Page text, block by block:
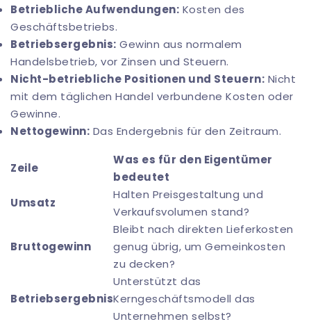
Betriebliche Aufwendungen: Kosten des
Geschäftsbetriebs.
Betriebsergebnis: Gewinn aus normalem
Handelsbetrieb, vor Zinsen und Steuern.
Nicht-betriebliche Positionen und Steuern: Nicht
mit dem täglichen Handel verbundene Kosten oder
Gewinne.
Nettogewinn: Das Endergebnis für den Zeitraum.
Zeile
Was es für den Eigentümer
bedeutet
Umsatz
Halten Preisgestaltung und
Verkaufsvolumen stand?
Bruttogewinn
Bleibt nach direkten Lieferkosten
genug übrig, um Gemeinkosten
zu decken?
Betriebsergebnis
Unterstützt das
Kerngeschäftsmodell das
Unternehmen selbst?